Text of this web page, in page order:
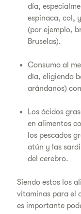
día,
espinaca, col,
(por ejemplo,
Bruselas).
Consuma al
día, eligiendo
arándanos)
Los ácidos
en alimentos
los pescados
atún y las
del cerebro.
Siendo estos los
vitaminas para el
es importante